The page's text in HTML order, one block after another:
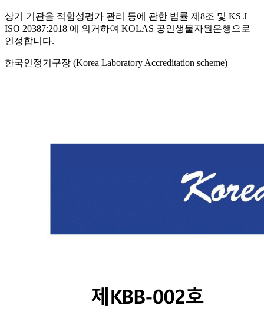
상기 기관을 적합성평가 관리 등에 관한 법률 제8조 및 KS J
ISO 20387:2018 에 의거하여 KOLAS 공인생물자원은행으로
인정합니다.
한국인정기구장 (Korea Laboratory Accreditation scheme)